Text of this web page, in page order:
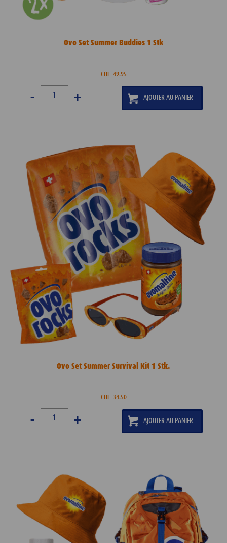
Ovo Set Summer Buddies 1 Stk
CHF 49.95
- +
Ovo Set Summer Survival Kit 1 Stk.
CHF 34.50
- +